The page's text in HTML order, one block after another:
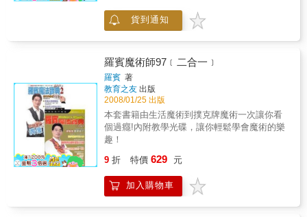
貨到通知
羅賓魔術師97﹝二合一﹞
羅賓 著
教育之友 出版
2008/01/25 出版
本套書籍由生活魔術到撲克牌魔術一次讓你看
個過癮!內附教學光碟，讓你輕鬆學會魔術的樂
趣！
9 折 特價 629 元
加入購物車